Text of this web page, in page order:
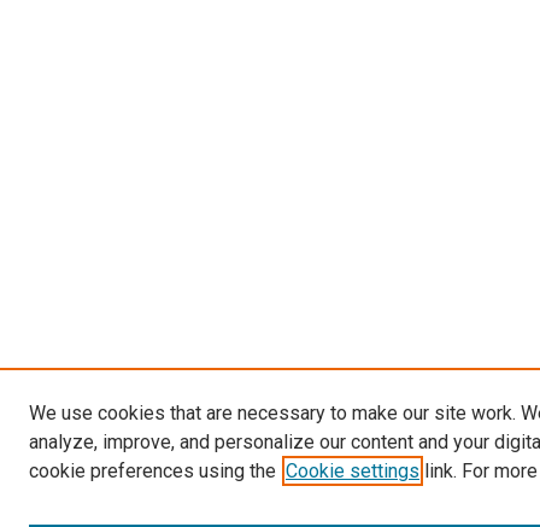
We use cookies that are necessary to make our site work.
analyze, improve, and personalize our content and your
cookie preferences using the Cookie settings link. For